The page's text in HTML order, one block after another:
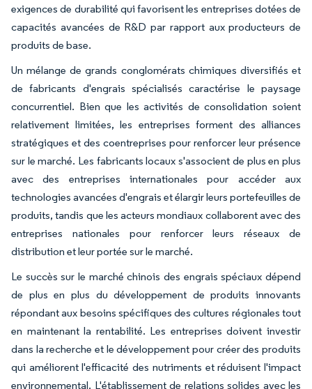
exigences de durabilité qui favorisent les entreprises dotées de
capacités avancées de R&D par rapport aux producteurs de
produits de base.
Un mélange de grands conglomérats chimiques diversifiés et
de fabricants d'engrais spécialisés caractérise le paysage
concurrentiel. Bien que les activités de consolidation soient
relativement limitées, les entreprises forment des alliances
stratégiques et des coentreprises pour renforcer leur présence
sur le marché. Les fabricants locaux s'associent de plus en plus
avec des entreprises internationales pour accéder aux
technologies avancées d'engrais et élargir leurs portefeuilles de
produits, tandis que les acteurs mondiaux collaborent avec des
entreprises nationales pour renforcer leurs réseaux de
distribution et leur portée sur le marché.
Le succès sur le marché chinois des engrais spéciaux dépend
de plus en plus du développement de produits innovants
répondant aux besoins spécifiques des cultures régionales tout
en maintenant la rentabilité. Les entreprises doivent investir
dans la recherche et le développement pour créer des produits
qui améliorent l'efficacité des nutriments et réduisent l'impact
environnemental. L'établissement de relations solides avec les